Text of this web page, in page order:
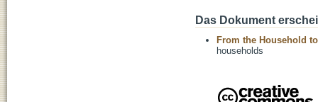
Das Dokument
From the Household
households